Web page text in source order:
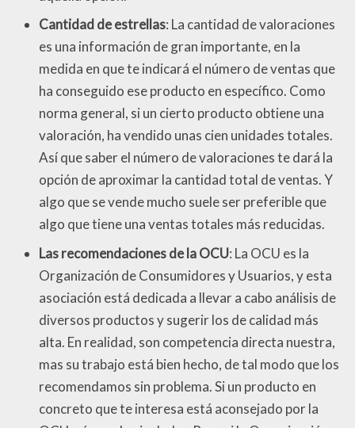
Cantidad de estrellas: La cantidad de valoraciones
es una información de gran importante, en la
medida en que te indicará el número de ventas que
ha conseguido ese producto en específico. Como
norma general, si un cierto producto obtiene una
valoración, ha vendido unas cien unidades totales.
Así que saber el número de valoraciones te dará la
opción de aproximar la cantidad total de ventas. Y
algo que se vende mucho suele ser preferible que
algo que tiene una ventas totales más reducidas.
Las recomendaciones de la OCU: La OCU es la
Organización de Consumidores y Usuarios, y esta
asociación está dedicada a llevar a cabo análisis de
diversos productos y sugerir los de calidad más
alta. En realidad, son competencia directa nuestra,
mas su trabajo está bien hecho, de tal modo que los
recomendamos sin problema. Si un producto en
concreto que te interesa está aconsejado por la